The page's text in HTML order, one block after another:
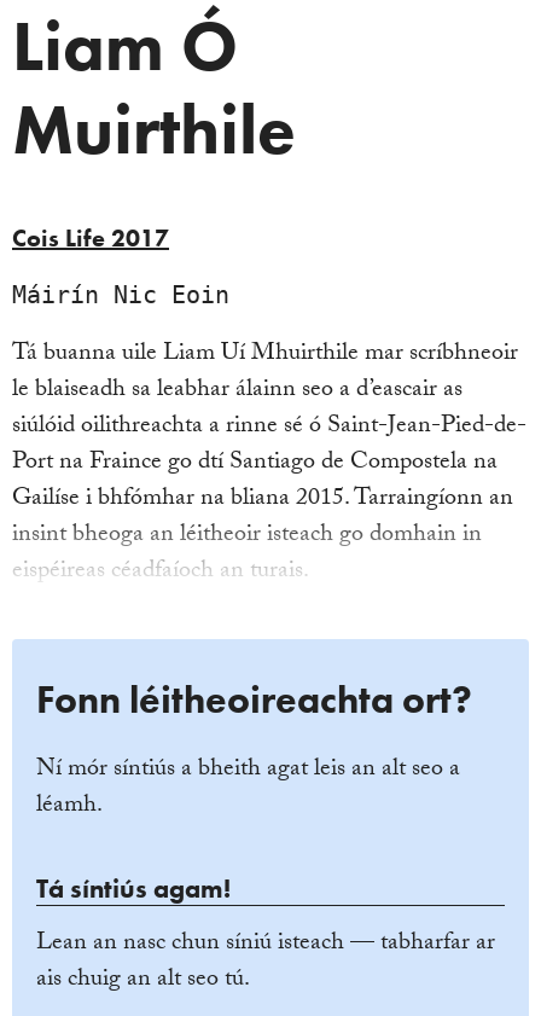
Liam Ó
Muirthile
Cois Life2017
Máirín Nic Eoin
Tá buanna uile Liam Uí Mhuirthile mar scríbhneoir
le blaiseadh sa leabhar álainn seo a d’eascair as
siúlóid oilithreachta a rinne sé ó Saint-Jean-Pied-de-
Port na Fraince go dtí Santiago de Compostela na
Gailíse i bhfómhar na bliana 2015. Tarraingíonn an
insint bheoga an léitheoir isteach go domhain in
eispéireas céadfaíoch an turais.
Fonn léitheoireachta ort?
Ní mór síntiús a bheith agat leis an alt seo a
léamh.
Tá síntiús agam!
Lean an nasc chun síniú isteach — tabharfar ar
ais chuig an alt seo tú.